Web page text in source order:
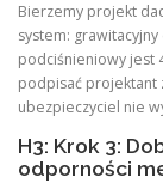
Bierzemy projekt
system: grawitacyjny
podciśnieniowy jest
podpisać projektant
ubezpieczyciel nie
H3: Krok 3:
odporności